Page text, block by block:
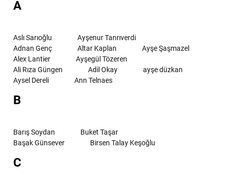
A
Aslı Sarıoğlu
Ayşenur Tanrıverdi
Adnan Genç
Altar Kaplan
Ayşe Şaşmazel
Alex Lantier
Ayşegül Tözeren
Ali Rıza Güngen
Adil Okay
ayşe düzkan
Aysel Dereli
Ann Telnaes
B
Barış Soydan
Buket Taşar
Başak Günsever
Birsen Talay Keşoğlu
C